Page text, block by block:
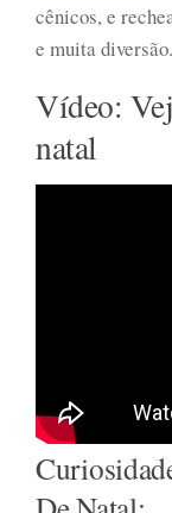
cênicos, e
e muita diversão.
Vídeo:
natal